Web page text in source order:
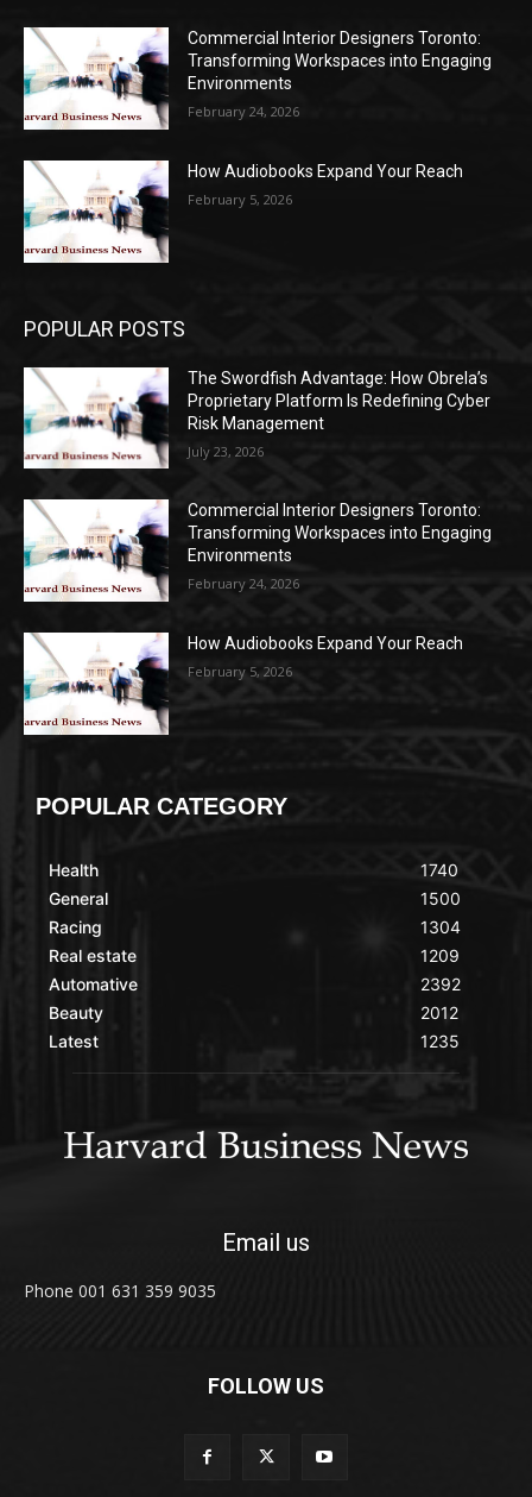
Commercial Interior Designers Toronto:
Transforming Workspaces into Engaging
Environments
February 24, 2026
How Audiobooks Expand Your Reach
February 5, 2026
POPULAR POSTS
The Swordfish Advantage: How Obrela’s
Proprietary Platform Is Redefining Cyber
Risk Management
July 23, 2026
Commercial Interior Designers Toronto:
Transforming Workspaces into Engaging
Environments
February 24, 2026
How Audiobooks Expand Your Reach
February 5, 2026
POPULAR CATEGORY
Health
General
Racing
Real estate
Automative
Beauty
Latest
1740
1500
1304
1209
2392
2012
1235
Email us
Phone 001 631 359 9035
FOLLOW US